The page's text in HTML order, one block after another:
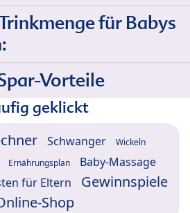
für Babys
Vorteile
geklickt
Schwanger Wickeln
Ernährungsplan Baby-Massage
für Eltern
Gewinnspiele
Shop